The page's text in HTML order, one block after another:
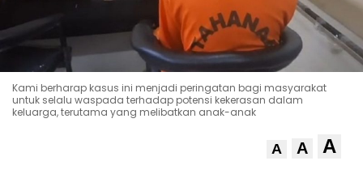
Kami berharap kasus ini menjadi peringatan bagi masyarakat
untuk selalu waspada terhadap potensi kekerasan dalam
keluarga, terutama yang melibatkan anak-anak
A A A